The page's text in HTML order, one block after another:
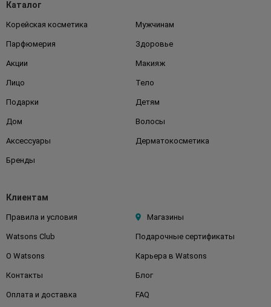
Каталог
Корейская косметика Мужчинам
Парфюмерия Здоровье
Акции Макияж
Лицо Тело
Подарки Детям
Дом Волосы
Аксессуары Дерматокосметика
Бренды
Клиентам
Правила и условия Магазины
Watsons Club Подарочные сертификаты
О Watsons Карьера в Watsons
Контакты Блог
Оплата и доставка FAQ